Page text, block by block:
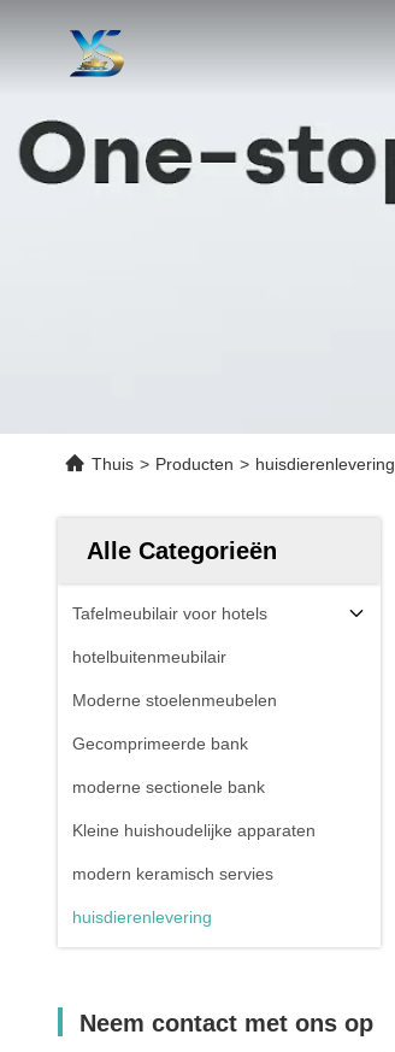
Thuis > Producten > huisdierenlevering
Alle Categorieën
Tafelmeubilair voor hotels
hotelbuitenmeubilair
Moderne stoelenmeubelen
Gecomprimeerde bank
moderne sectionele bank
Kleine huishoudelijke apparaten
modern keramisch servies
huisdierenlevering
Neem contact met ons op